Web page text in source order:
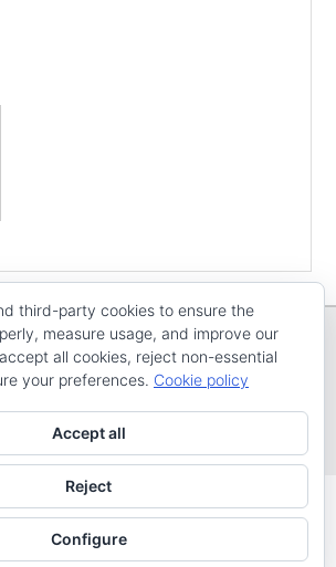
EMEVETodos os dereitos reservados
Catch Evolution por
third-party cookies to ensure the
measure usage, and improve our
all cookies, reject non-essential
your preferences. Cookie policy
Accept all
Reject
Configure